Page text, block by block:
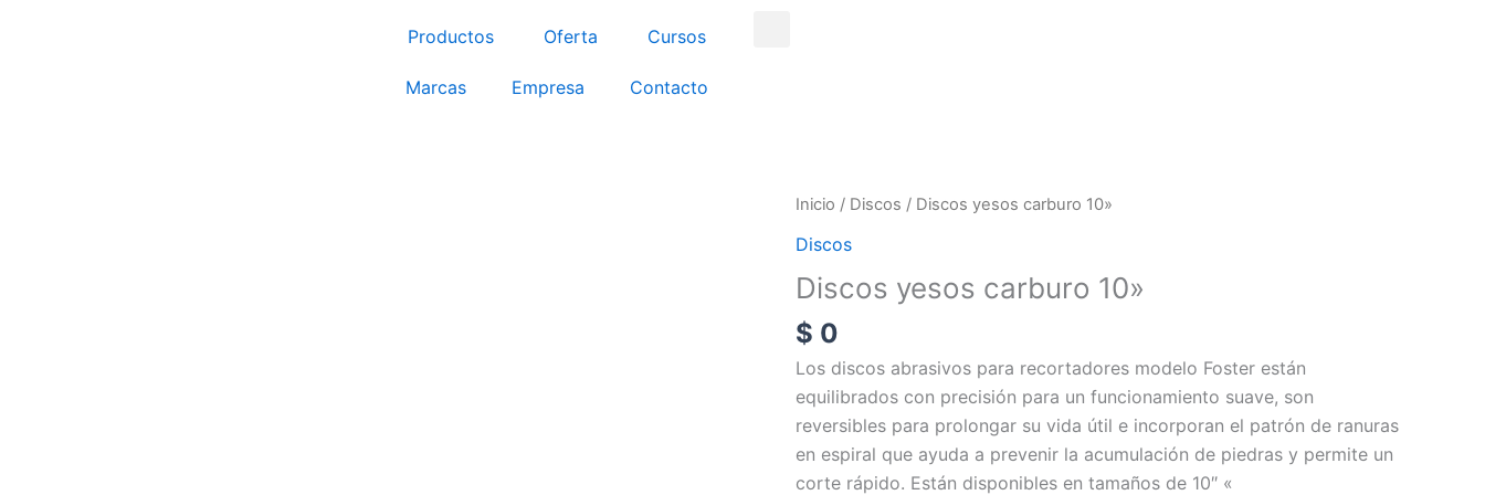
Productos Oferta Cursos
Marcas Empresa Contacto
Inicio / Discos / Discos yesos carburo 10»
Discos
Discos yesos carburo 10»
$ 0
Los discos abrasivos para recortadores modelo Foster están
equilibrados con precisión para un funcionamiento suave, son
reversibles para prolongar su vida útil e incorporan el patrón de ranuras
en espiral que ayuda a prevenir la acumulación de piedras y permite un
corte rápido. Están disponibles en tamaños de 10″ «
Discos
yesos
10''
cantidad